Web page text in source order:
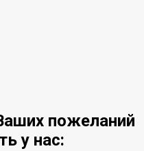
пожеланий
у нас: